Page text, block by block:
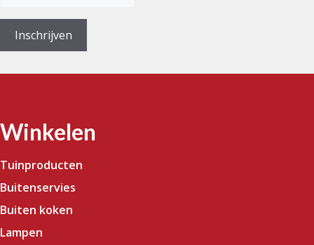
Inschrijven
Winkelen
Tuinproducten
Buitenservies
Buiten koken
Lampen